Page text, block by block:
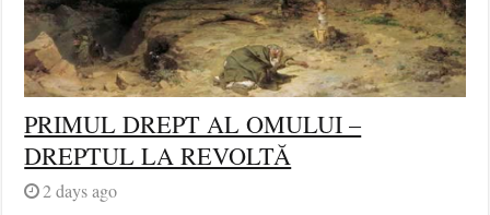
PRIMUL DREPT AL OMULUI –
DREPTUL LA REVOLTĂ
2 days ago